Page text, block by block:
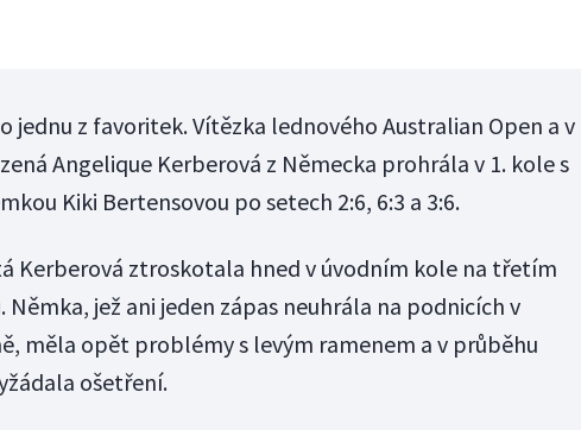
jednu z favoritek. Vítězka lednového Australian Open a v
Angelique Kerberová z Německa prohrála v 1. kole s
Kiki Bertensovou po setech 2:6, 6:3 a 3:6.
Kerberová ztroskotala hned v úvodním kole na třetím
Němka, jež ani jeden zápas neuhrála na podnicích v
měla opět problémy s levým ramenem a v průběhu
ošetření.